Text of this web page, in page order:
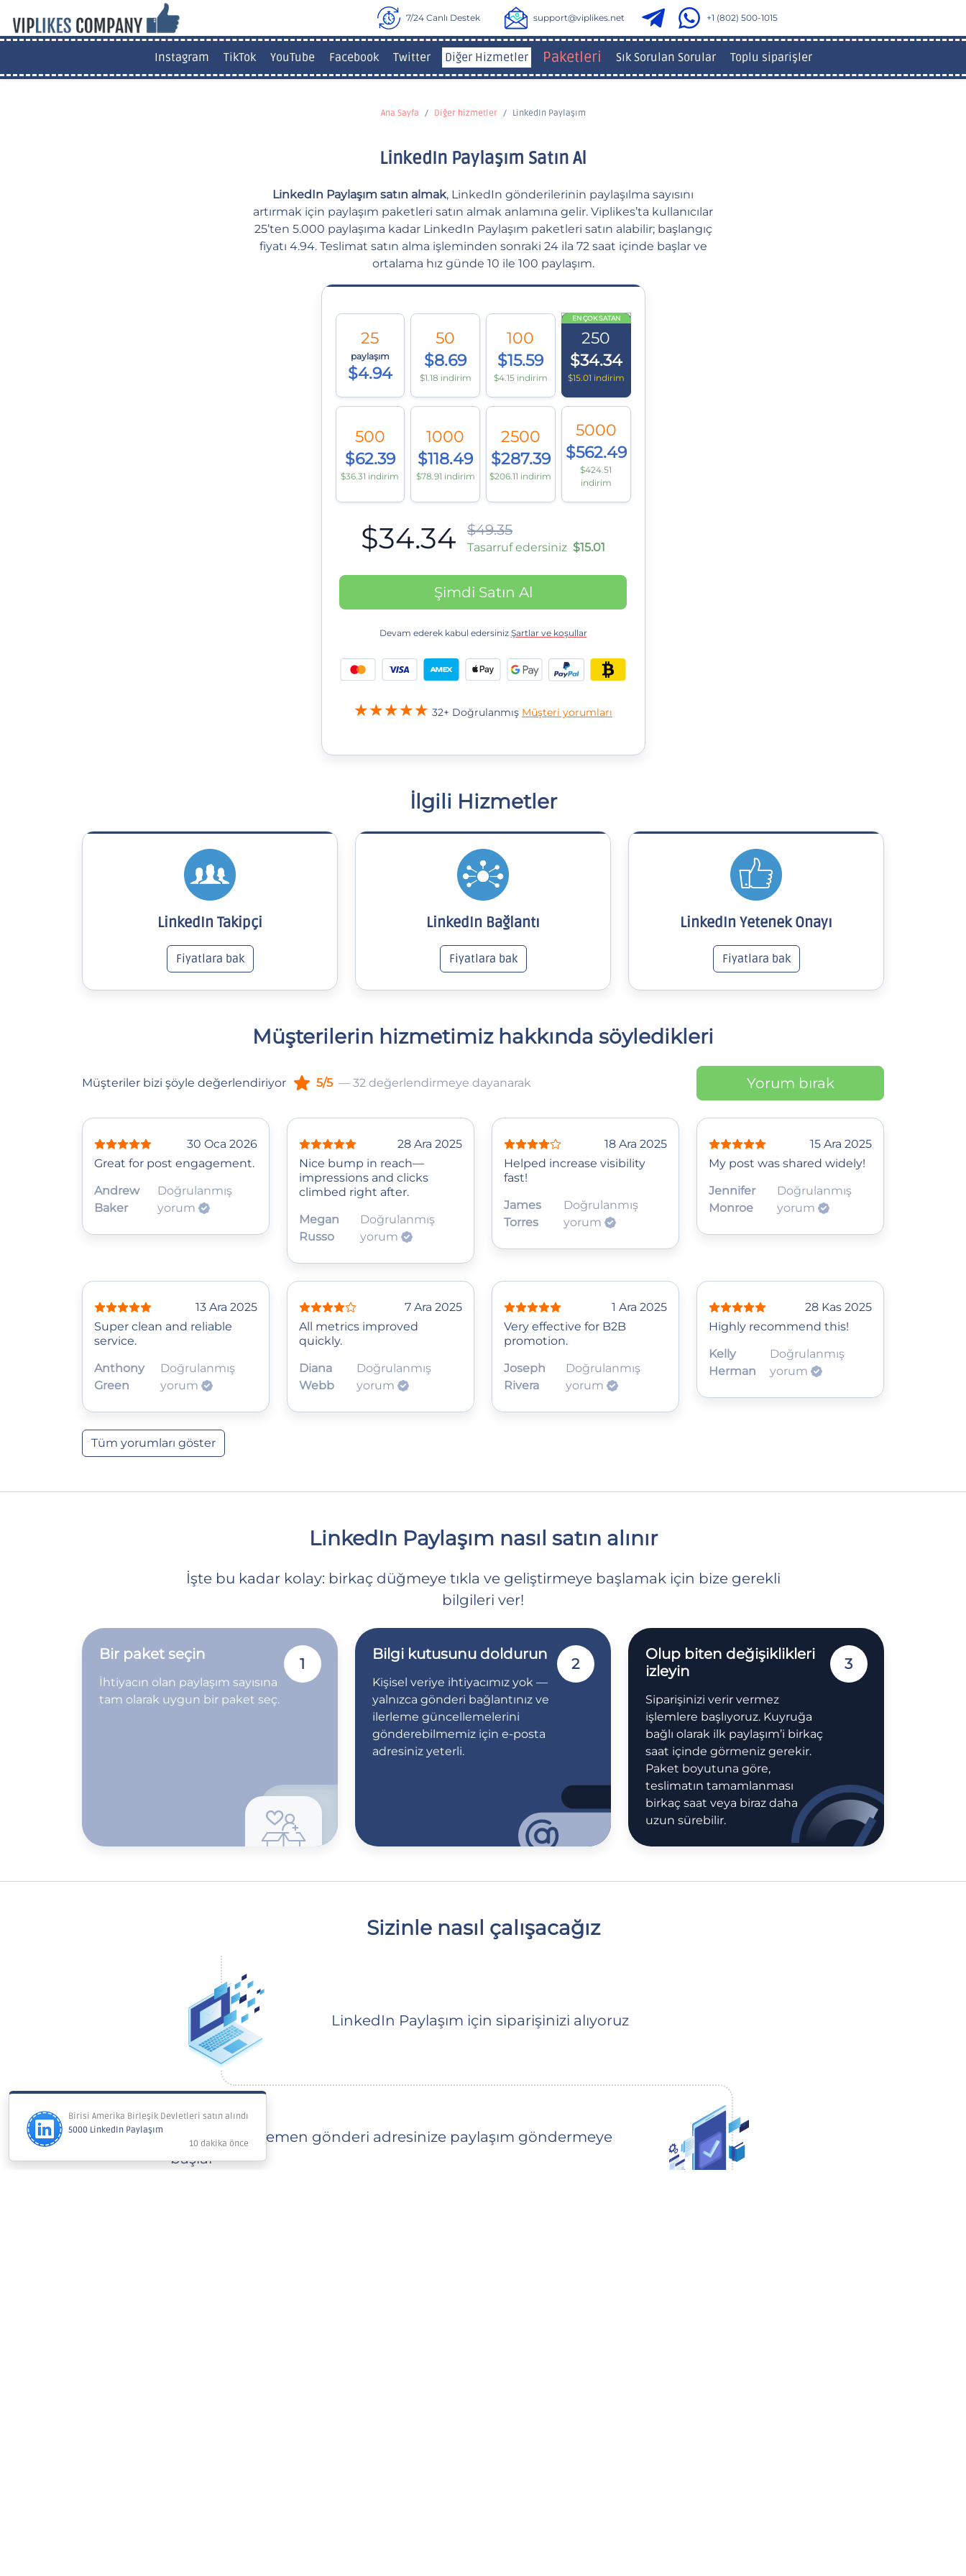
7/24 Canlı Destek support@viplikes.net +1 (802) 500-1015
Instagram TikTok YouTube Facebook Twitter Diğer Hizmetler Paketleri Sık Sorulan Sorular Toplu siparişler
Ana Sayfa Diğer hizmetler LinkedIn Paylaşım
LinkedIn Paylaşım Satın Al
LinkedIn Paylaşım satın almak, LinkedIn gönderilerinin paylaşılma sayısını
artırmak için paylaşım paketleri satın almak anlamına gelir. Viplikes’ta kullanıcılar
25’ten 5.000 paylaşıma kadar LinkedIn Paylaşım paketleri satın alabilir; başlangıç
fiyatı 4.94. Teslimat satın alma işleminden sonraki 24 ila 72 saat içinde başlar ve
ortalama hız günde 10 ile 100 paylaşım.
25
paylaşım
$4.94
50
$8.69
$1.18 indirim
100
$15.59
$4.15 indirim
EN ÇOK SATAN
250
$34.34
$15.01 indirim
500
$62.39
$36.31 indirim
1000
$118.49
$78.91 indirim
2500
$287.39
$206.11 indirim
5000
$562.49
$424.51
indirim
$34.34 $49.35
Tasarruf edersiniz $15.01
Şimdi Satın Al
Devam ederek kabul edersiniz Şartlar ve koşullar
32+ Doğrulanmış Müşteri yorumları
İlgili Hizmetler
LinkedIn Takipçi
Fiyatlara bak
LinkedIn Bağlantı
Fiyatlara bak
LinkedIn Yetenek Onayı
Fiyatlara bak
Müşterilerin hizmetimiz hakkında söyledikleri
Müşteriler bizi şöyle değerlendiriyor 5/5 — 32 değerlendirmeye dayanarak Yorum bırak
30 Oca 2026
Great for post engagement.
Andrew
Baker
Doğrulanmış
yorum
28 Ara 2025
Nice bump in reach—
impressions and clicks
climbed right after.
Megan
Russo
Doğrulanmış
yorum
18 Ara 2025
Helped increase visibility
fast!
James
Torres
Doğrulanmış
yorum
15 Ara 2025
My post was shared widely!
Jennifer
Monroe
Doğrulanmış
yorum
13 Ara 2025
Super clean and reliable
service.
Anthony
Green
Doğrulanmış
yorum
7 Ara 2025
All metrics improved
quickly.
Diana
Webb
Doğrulanmış
yorum
1 Ara 2025
Very effective for B2B
promotion.
Joseph
Rivera
Doğrulanmış
yorum
28 Kas 2025
Highly recommend this!
Kelly
Herman
Doğrulanmış
yorum
Tüm yorumları göster
LinkedIn Paylaşım nasıl satın alınır
İşte bu kadar kolay: birkaç düğmeye tıkla ve geliştirmeye başlamak için bize gerekli
bilgileri ver!
Bir paket seçin
İhtiyacın olan paylaşım sayısına
tam olarak uygun bir paket seç.
1
Bilgi kutusunu doldurun
Kişisel veriye ihtiyacımız yok —
yalnızca gönderi bağlantınız ve
ilerleme güncellemelerini
gönderebilmemiz için e-posta
adresiniz yeterli.
2
Olup biten değişiklikleri
izleyin
Siparişinizi verir vermez
işlemlere başlıyoruz. Kuyruğa
bağlı olarak ilk paylaşım’i birkaç
saat içinde görmeniz gerekir.
Paket boyutuna göre,
teslimatın tamamlanması
birkaç saat veya biraz daha
uzun sürebilir.
3
Sizinle nasıl çalışacağız
LinkedIn Paylaşım için siparişinizi alıyoruz
Uzmanımız hemen gönderi adresinize paylaşım göndermeye
başlar